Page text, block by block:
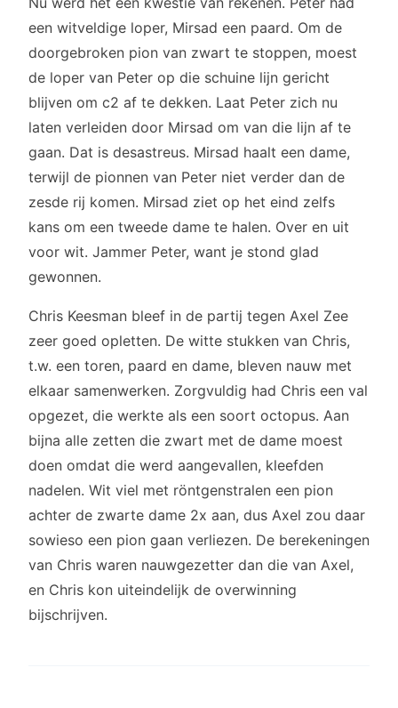
een witveldige loper, Mirsad een paard. Om de
doorgebroken pion van zwart te stoppen, moest
de loper van Peter op die schuine lijn gericht
blijven om c2 af te dekken. Laat Peter zich nu
laten verleiden door Mirsad om van die lijn af te
gaan. Dat is desastreus. Mirsad haalt een dame,
terwijl de pionnen van Peter niet verder dan de
zesde rij komen. Mirsad ziet op het eind zelfs
kans om een tweede dame te halen. Over en uit
voor wit. Jammer Peter, want je stond glad
gewonnen.
Chris Keesman bleef in de partij tegen Axel Zee
zeer goed opletten. De witte stukken van Chris,
t.w. een toren, paard en dame, bleven nauw met
elkaar samenwerken. Zorgvuldig had Chris een val
opgezet, die werkte als een soort octopus. Aan
bijna alle zetten die zwart met de dame moest
doen omdat die werd aangevallen, kleefden
nadelen. Wit viel met röntgenstralen een pion
achter de zwarte dame 2x aan, dus Axel zou daar
sowieso een pion gaan verliezen. De berekeningen
van Chris waren nauwgezetter dan die van Axel,
en Chris kon uiteindelijk de overwinning
bijschrijven.